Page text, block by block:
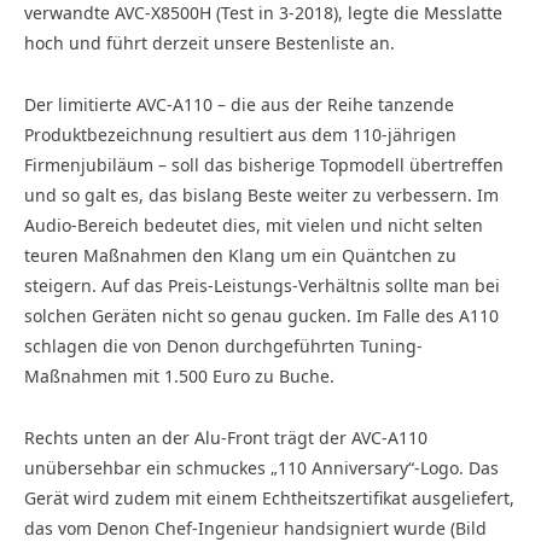
verwandte AVC-X8500H (Test in 3-2018), legte die Messlatte
hoch und führt derzeit unsere Bestenliste an.
Der limitierte AVC-A110 – die aus der Reihe tanzende
Produktbezeichnung resultiert aus dem 110-jährigen
Firmenjubiläum – soll das bisherige Topmodell übertreffen
und so galt es, das bislang Beste weiter zu verbessern. Im
Audio-Bereich bedeutet dies, mit vielen und nicht selten
teuren Maßnahmen den Klang um ein Quäntchen zu
steigern. Auf das Preis-Leistungs-Verhältnis sollte man bei
solchen Geräten nicht so genau gucken. Im Falle des A110
schlagen die von Denon durchgeführten Tuning-
Maßnahmen mit 1.500 Euro zu Buche.
Rechts unten an der Alu-Front trägt der AVC-A110
unübersehbar ein schmuckes „110 Anniversary“-Logo. Das
Gerät wird zudem mit einem Echtheitszertifikat ausgeliefert,
das vom Denon Chef-Ingenieur handsigniert wurde (Bild